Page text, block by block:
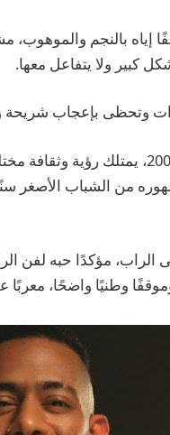
بالنجم والموهوب،
كبير ولا يتفاعل معها.
وتحظى بإعجاب
كما أشار إلى أن الجيل الجديد، خاصة مواليد 2000
من الشباب الأصغر سنًا،
مؤكدًا حبه لفن
وطنيًا واضحًا، معربًا